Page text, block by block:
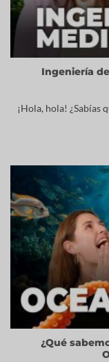
Ingeniería
¡Hola, hola! ¿Sabías
¿Qué